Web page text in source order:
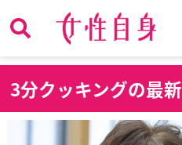
3分クッキングの最